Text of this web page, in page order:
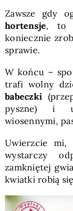
Zawsze gdy
hortensje, to
koniecznie
sprawie.
W końcu –
trafi wolny
babeczki
pyszne) i
wiosennymi,
Uwierzcie
wystarczy
zamkniętej
kwiatki robią